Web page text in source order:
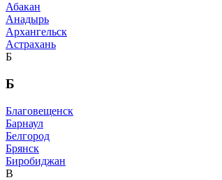
Абакан
Анадырь
Архангельск
Астрахань
Б
Б
Благовещенск
Барнаул
Белгород
Брянск
Биробиджан
В